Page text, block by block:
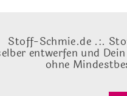
Stoff-Schmie.de .:.
entwerfen und
ohne